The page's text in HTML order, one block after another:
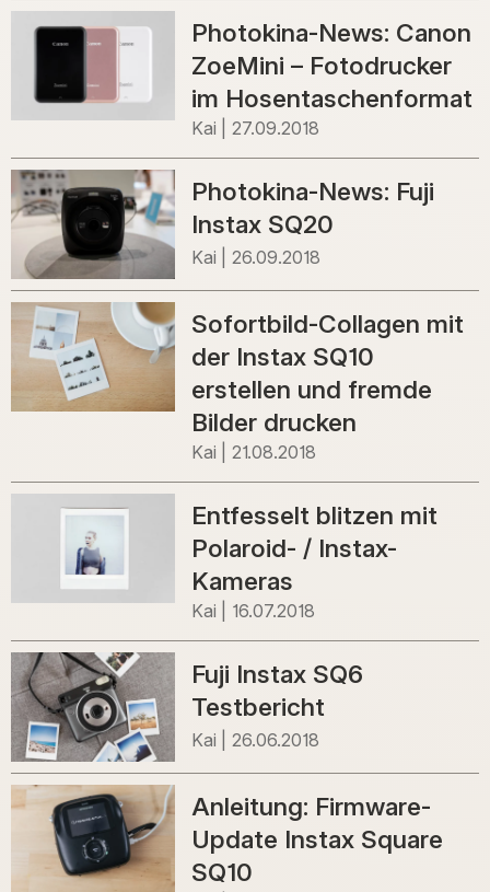
Photokina-News: Canon
ZoeMini – Fotodrucker
im Hosentaschenformat
Kai 27.09.2018
Photokina-News: Fuji
Instax SQ20
Kai 26.09.2018
Sofortbild-Collagen mit
der Instax SQ10
erstellen und fremde
Bilder drucken
Kai 21.08.2018
Entfesselt blitzen mit
Polaroid- / Instax-
Kameras
Kai 16.07.2018
Fuji Instax SQ6
Testbericht
Kai 26.06.2018
Anleitung: Firmware-
Update Instax Square
SQ10